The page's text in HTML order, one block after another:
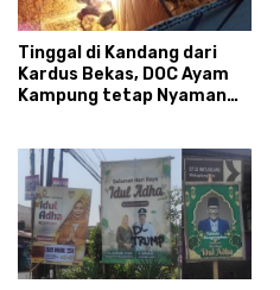
Tinggal di Kandang dari
Kardus Bekas, DOC Ayam
Kampung tetap Nyaman